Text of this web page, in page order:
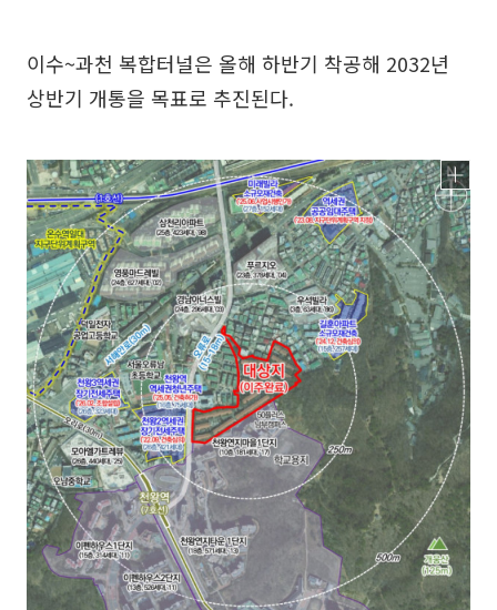
이수~과천 복합터널은 올해 하반기 착공해 2032년
상반기 개통을 목표로 추진된다.